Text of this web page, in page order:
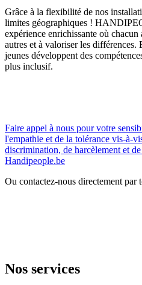
Grâce à la flexibilité de nos
limites géographiques !
expérience enrichissante où
autres et à valoriser les différences.
jeunes développent des
plus inclusif​​​.
Faire appel à nous pour votre
l'empathie et de la tolérance vis-à-
discrimination, de harcèlement et
Handipeople.be
Ou contactez-nous directement par
Nos services